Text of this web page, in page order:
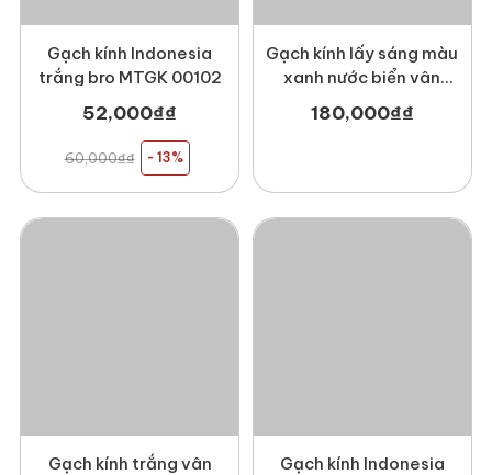
Gạch kính Indonesia
trắng bro MTGK 00102
52,000₫₫
60,000₫₫ - 13%
Gạch kính lấy sáng màu
xanh nước biển vân
mây MT-GK1908VMX
180,000₫₫
Gạch kính trắng vân
Gạch kính Indonesia